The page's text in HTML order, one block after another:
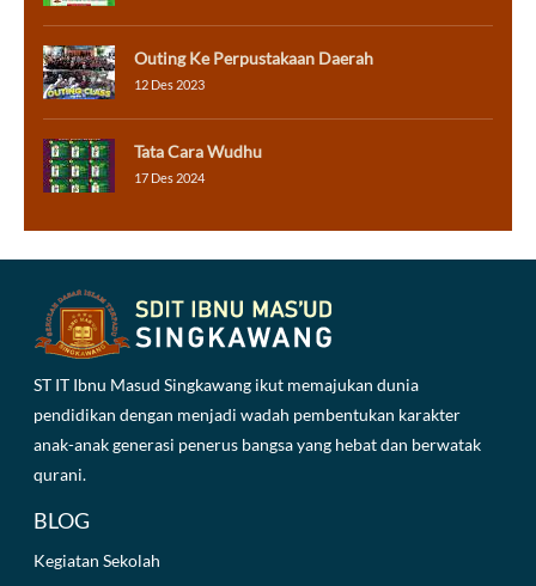
Outing Ke Perpustakaan Daerah
12 Des 2023
Tata Cara Wudhu
17 Des 2024
ST IT Ibnu Masud Singkawang ikut memajukan dunia
pendidikan dengan menjadi wadah pembentukan karakter
anak-anak generasi penerus bangsa yang hebat dan berwatak
qurani.
BLOG
Kegiatan Sekolah